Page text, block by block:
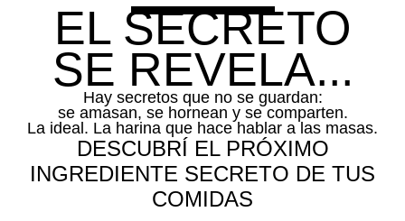
EL SECRETO
SE REVELA...
Hay secretos que no se guardan:
se amasan, se hornean y se comparten.
La ideal. La harina que hace hablar a las masas.
DESCUBRÍ EL PRÓXIMO
INGREDIENTE SECRETO DE TUS
COMIDAS